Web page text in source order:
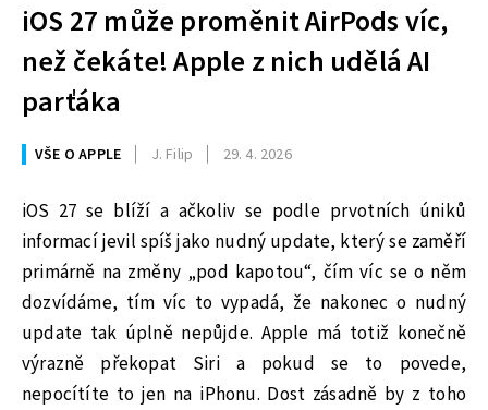
iOS 27 může proměnit AirPods víc,
než čekáte! Apple z nich udělá AI
parťáka
VŠE O APPLE J. Filip 29. 4. 2026
iOS 27 se blíží a ačkoliv se podle prvotních úniků
informací jevil spíš jako nudný update, který se zaměří
primárně na změny „pod kapotou“, čím víc se o něm
dozvídáme, tím víc to vypadá, že nakonec o nudný
update tak úplně nepůjde. Apple má totiž konečně
výrazně překopat Siri a pokud se to povede,
nepocítíte to jen na iPhonu. Dost zásadně by z toho